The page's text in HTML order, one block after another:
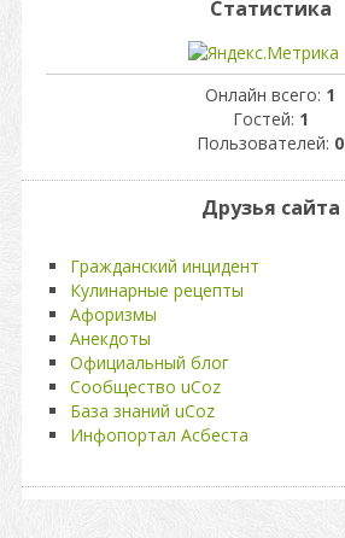
Статистика
Онлайн всего: 1
Гостей: 1
Пользователей: 0
Друзья сайта
Гражданский инцидент
Кулинарные рецепты
Афоризмы
Анекдоты
Официальный блог
Сообщество uCoz
База знаний uCoz
Инфопортал Асбеста